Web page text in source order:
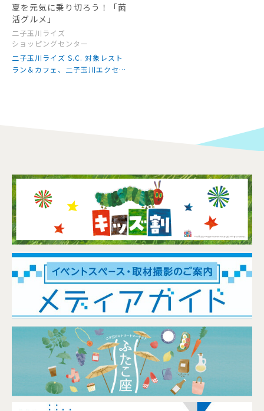
夏を元気に乗り切ろう！「菌
活グルメ」
二子玉川ライズ
ショッピングセンター
二子玉川ライズ S.C. 対象レスト
ラン＆カフェ、二子玉川エクセル